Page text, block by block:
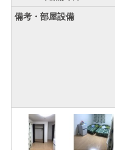
備考・部屋設備